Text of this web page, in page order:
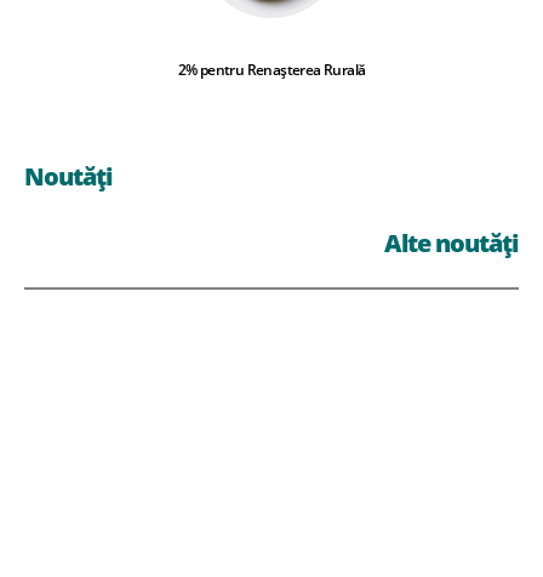
2% pentru Renașterea Rurală
Noutăți
Alte noutăți